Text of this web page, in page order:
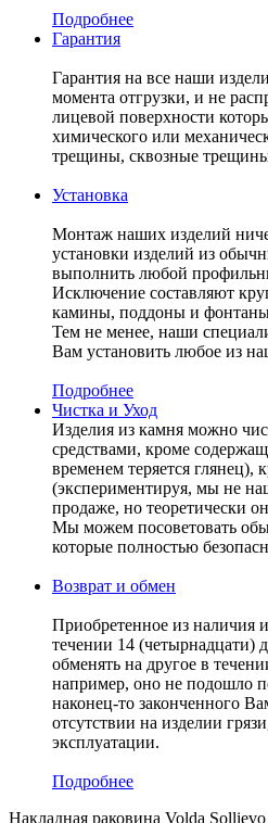
Подробнее
Гарантия
Гарантия на все наши
момента отгрузки, и не
лицевой поверхности
химического или
трещины, сквозные
Установка
Монтаж наших изделий
установки изделий из
выполнить любой
Исключение составляют
камины, поддоны и
Тем не менее, наши
Вам установить любое из
Подробнее
Чистка и Уход
Изделия из камня можно
средствами, кроме
временем теряется глянец),
(экспериментируя, мы не
продаже, но теоретически
Мы можем посоветовать
которые полностью
Возврат и обмен
Приобретенное из наличия
течении 14 (четырнадцати)
обменять на другое в
например, оно не подошло
наконец-то законченного
отсутствии на изделии
эксплуатации.
Подробнее
Накладная раковина Volda